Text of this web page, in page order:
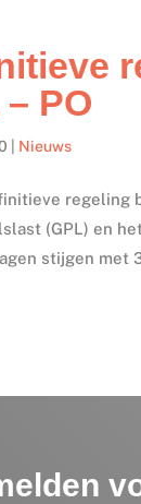
PO
Nieuws
regeling
(GPL) en
stijgen met